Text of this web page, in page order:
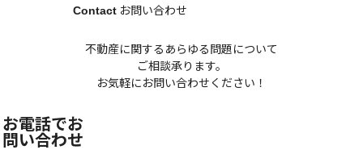
Contact お問い合わせ
不動産に関するあらゆる問題について
ご相談承ります。
お気軽にお問い合わせください！
お電話でお
問い合わせ